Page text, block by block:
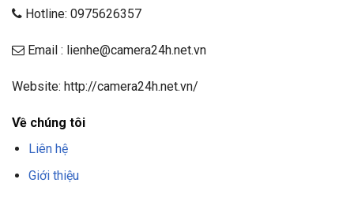
Hotline: 0975626357
Email : lienhe@camera24h.net.vn
Website: http://camera24h.net.vn/
Về chúng tôi
Liên hệ
Giới thiệu